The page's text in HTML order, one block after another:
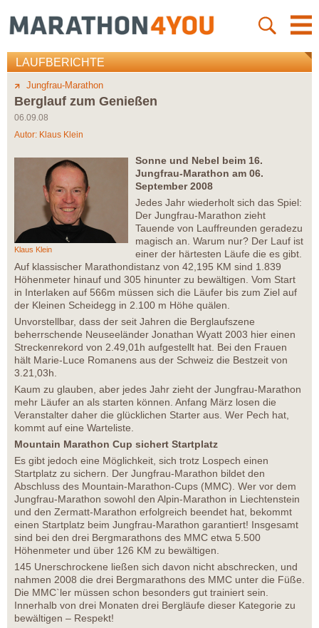
LAUFBERICHTE
Jungfrau-Marathon
Berglauf zum Genießen
06.09.08
Autor: Klaus Klein
Klaus Klein
Sonne und Nebel beim 16.
Jungfrau-Marathon am 06.
September 2008
Jedes Jahr wiederholt sich das Spiel:
Der Jungfrau-Marathon zieht
Tauende von Lauffreunden geradezu
magisch an. Warum nur? Der Lauf ist
einer der härtesten Läufe die es gibt.
Auf klassischer Marathondistanz von 42,195 KM sind 1.839
Höhenmeter hinauf und 305 hinunter zu bewältigen. Vom Start
in Interlaken auf 566m müssen sich die Läufer bis zum Ziel auf
der Kleinen Scheidegg in 2.100 m Höhe quälen.
Unvorstellbar, dass der seit Jahren die Berglaufszene
beherrschende Neuseeländer Jonathan Wyatt 2003 hier einen
Streckenrekord von 2.49,01h aufgestellt hat. Bei den Frauen
hält Marie-Luce Romanens aus der Schweiz die Bestzeit von
3.21,03h.
Kaum zu glauben, aber jedes Jahr zieht der Jungfrau-Marathon
mehr Läufer an als starten können. Anfang März losen die
Veranstalter daher die glücklichen Starter aus. Wer Pech hat,
kommt auf eine Warteliste.
Mountain Marathon Cup sichert Startplatz
Es gibt jedoch eine Möglichkeit, sich trotz Lospech einen
Startplatz zu sichern. Der Jungfrau-Marathon bildet den
Abschluss des Mountain-Marathon-Cups (MMC). Wer vor dem
Jungfrau-Marathon sowohl den Alpin-Marathon in Liechtenstein
und den Zermatt-Marathon erfolgreich beendet hat, bekommt
einen Startplatz beim Jungfrau-Marathon garantiert! Insgesamt
sind bei den drei Bergmarathons des MMC etwa 5.500
Höhenmeter und über 126 KM zu bewältigen.
145 Unerschrockene ließen sich davon nicht abschrecken, und
nahmen 2008 die drei Bergmarathons des MMC unter die Füße.
Die MMC`ler müssen schon besonders gut trainiert sein.
Innerhalb von drei Monaten drei Bergläufe dieser Kategorie zu
bewältigen – Respekt!